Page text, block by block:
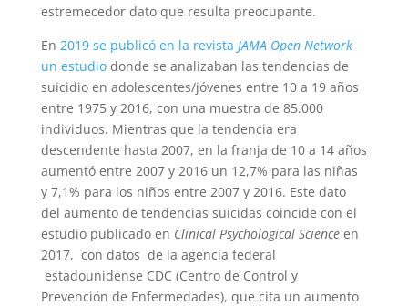
estremecedor dato que resulta preocupante.
En 2019 se publicó en la revista JAMA Open Network
un estudiodonde se analizaban las tendencias de
suicidio en adolescentes/jóvenes entre 10 a 19 años
entre 1975 y 2016, con una muestra de 85.000
individuos. Mientras que la tendencia era
descendente hasta 2007, en la franja de 10 a 14 años
aumentó entre 2007 y 2016 un 12,7% para las niñas
y 7,1% para los niños entre 2007 y 2016. Este dato
del aumento de tendencias suicidas coincide con el
estudio publicado en Clinical Psychological Scienceen
2017, con datos de la agencia federal
estadounidense CDC (Centro de Control y
Prevención de Enfermedades), que cita un aumento